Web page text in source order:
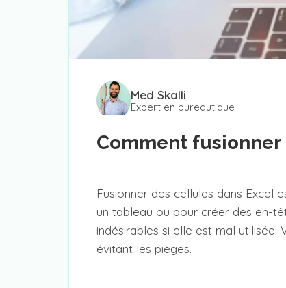
Med Skalli
Expert en bureautique
Comment fusionner
Fusionner des cellules dans Excel
un tableau ou pour créer des en-
indésirables si elle est mal
évitant les pièges.